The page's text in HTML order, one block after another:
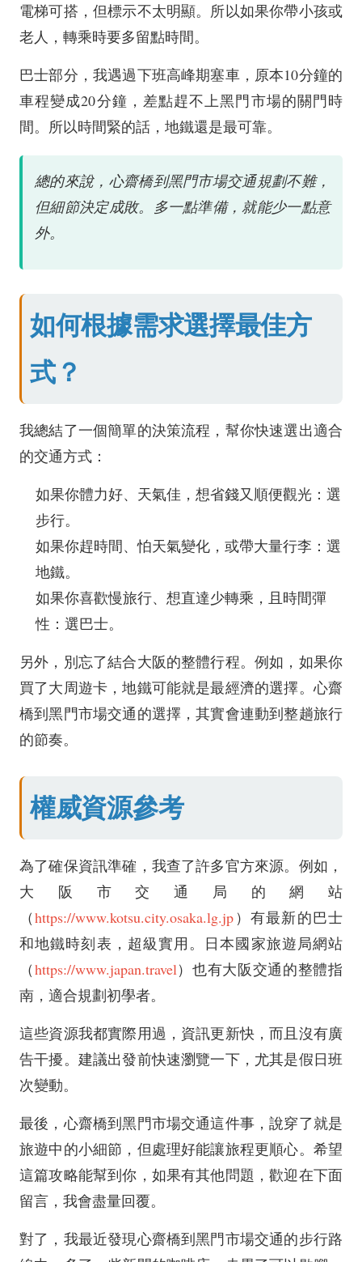
電梯可搭，但標示不太明顯。所以如果你帶小孩或
老人，轉乘時要多留點時間。
巴士部分，我遇過下班高峰期塞車，原本10分鐘的
車程變成20分鐘，差點趕不上黑門市場的關門時
間。所以時間緊的話，地鐵還是最可靠。
總的來說，心齋橋到黑門市場交通規劃不難，
但細節決定成敗。多一點準備，就能少一點意
外。
如何根據需求選擇最佳方
式？
我總結了一個簡單的決策流程，幫你快速選出適合
的交通方式：
如果你體力好、天氣佳，想省錢又順便觀光：選
步行。
如果你趕時間、怕天氣變化，或帶大量行李：選
地鐵。
如果你喜歡慢旅行、想直達少轉乘，且時間彈
性：選巴士。
另外，別忘了結合大阪的整體行程。例如，如果你
買了大周遊卡，地鐵可能就是最經濟的選擇。心齋
橋到黑門市場交通的選擇，其實會連動到整趟旅行
的節奏。
權威資源參考
為了確保資訊準確，我查了許多官方來源。例如，
大阪市交通局的網站
（https://www.kotsu.city.osaka.lg.jp ）有最新的巴士
和地鐵時刻表，超級實用。日本國家旅遊局網站
（https://www.japan.travel）也有大阪交通的整體指
南，適合規劃初學者。
這些資源我都實際用過，資訊更新快，而且沒有廣
告干擾。建議出發前快速瀏覽一下，尤其是假日班
次變動。
最後，心齋橋到黑門市場交通這件事，說穿了就是
旅遊中的小細節，但處理好能讓旅程更順心。希望
這篇攻略能幫到你，如果有其他問題，歡迎在下面
留言，我會盡量回覆。
對了，我最近發現心齋橋到黑門市場交通的步行路